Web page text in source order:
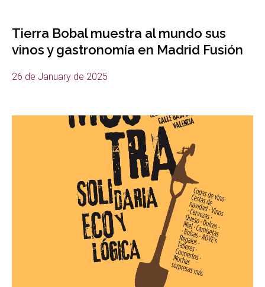
Tierra Bobal muestra al mundo sus
vinos y gastronomía en Madrid Fusión
26 de January de 2025